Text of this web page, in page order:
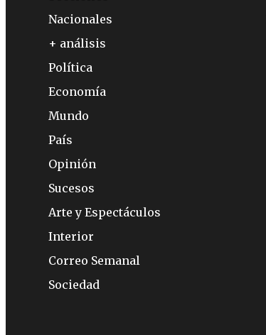
Nacionales
+ análisis
Política
Economía
Mundo
País
Opinión
Sucesos
Arte y Espectáculos
Interior
Correo Semanal
Sociedad